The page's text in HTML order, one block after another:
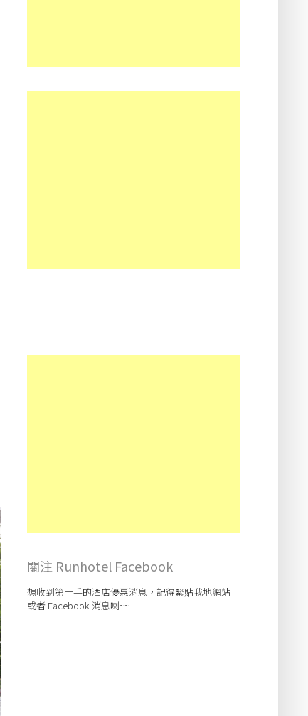
關注 Runhotel Facebook
想收到第一手的酒店優惠消息，記得緊貼我地網站
或者 Facebook 消息喇~~